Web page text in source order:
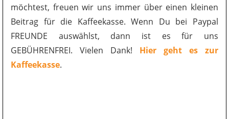
möchtest, freuen wir uns immer über einen kleinen
Beitrag für die Kaffeekasse. Wenn Du bei Paypal
FREUNDE auswählst, dann ist es für uns
GEBÜHRENFREI. Vielen Dank! Hier geht es zur
Kaffeekasse.